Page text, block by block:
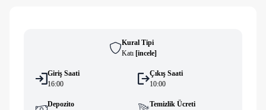
Kural Tipi
Katı [i̇ncele]
Giriş Saati
16:00
Çıkış Saati
10:00
Depozito
Temizlik Ücreti